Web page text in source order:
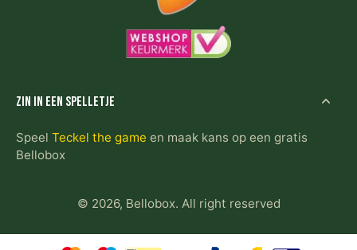
Zin in een spelletje
Speel Teckel the game en maak kans op een gratis
Bellobox
© 2026, Bellobox. All right reserved